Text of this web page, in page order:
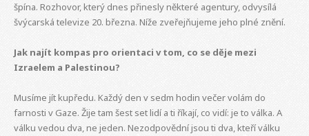
špína. Rozhovor, který dnes přinesly některé agentury, odvysílá
švýcarská televize 20. března. Níže zveřejňujeme jeho plné znění.
Jak najít kompas pro orientaci v tom, co se děje mezi
Izraelem a Palestinou?
Musíme jít kupředu. Každý den v sedm hodin večer volám do
farnosti v Gaze. Žije tam šest set lidí a ti říkají, co vidí: je to válka. A
válku vedou dva, ne jeden. Nezodpovědní jsou ti dva, kteří válku